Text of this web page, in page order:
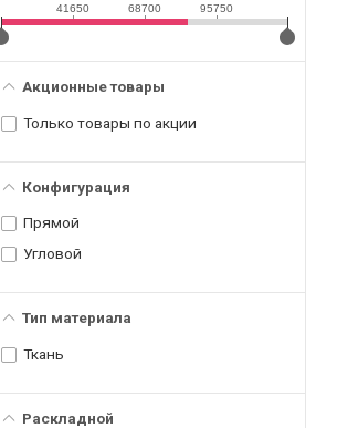
41650 68700 95750
Акционные товары
Только товары по акции
Конфигурация
Прямой
Угловой
Тип материала
Ткань
Раскладной